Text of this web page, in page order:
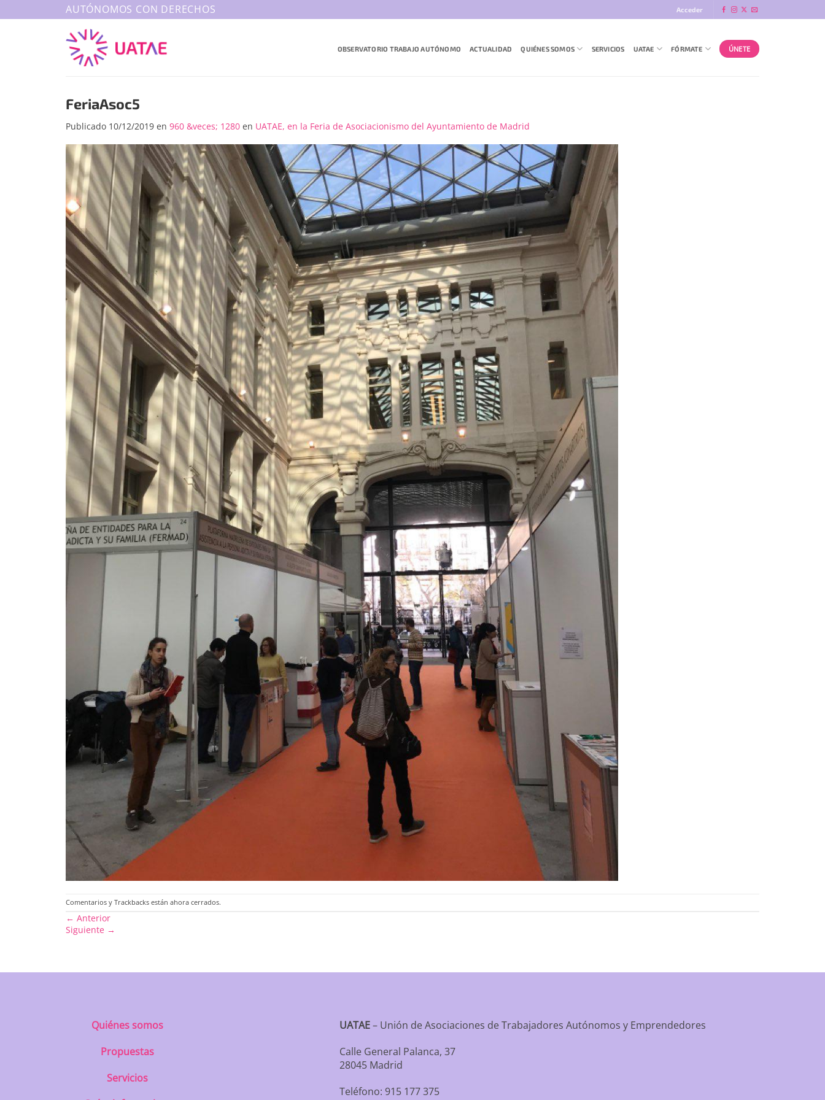
al
AUTÓNOMOS CON DERECHOS Acceder
OBSERVATORIO TRABAJO AUTÓNOMO ACTUALIDAD QUIÉNES SOMOS SERVICIOS UATAE FÓRMATE ÚNETE
FeriaAsoc5
Publicado 10/12/2019 en 960 &veces; 1280 en UATAE, en la Feria de Asociacionismo del Ayuntamiento de Madrid
Comentarios y Trackbacks están ahora cerrados.
← Anterior
Siguiente →
Quiénes somos
Propuestas
Servicios
UATAE– Unión de Asociaciones de Trabajadores Autónomos y Emprendedores
Calle General Palanca, 37
28045 Madrid
Teléfono: 915 177 375